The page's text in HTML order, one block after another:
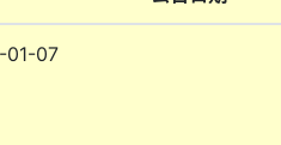
01-07